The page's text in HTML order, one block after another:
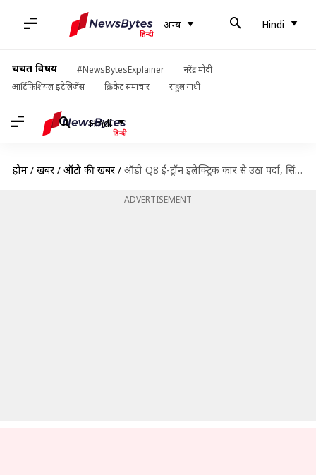
अन्य Hindi
चर्चित विषय #NewsBytesExplainer
नरेंद्र मोदी
आर्टिफिशियल इंटेलिजेंस
क्रिकेट समाचार राहुल गांधी
Hindi
होम / खबरें / ऑटो की खबरें / ऑडी Q8 ई-ट्रॉन इलेक्ट्रिक कार से उठा पर्दा, सिंगल चार्ज में 600 किलोमीटर चलेगी यह गाड़ी
ADVERTISEMENT